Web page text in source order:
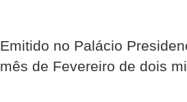
Emitido no Palácio
mês de Fevereiro de dois